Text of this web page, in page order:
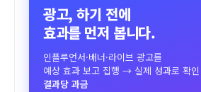
광고, 하기 전에
효과를 먼저 봅니다.
인플루언서·배너·라이브 광고를
예상 효과 보고 집행 → 실제 성과로 확인
결과당 과금